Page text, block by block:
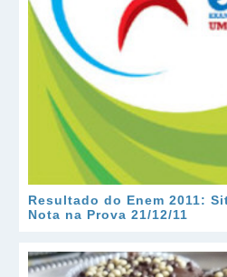
Resultado do Enem 2011:
Nota na Prova 21/12/11